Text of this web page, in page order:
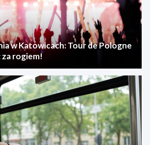
w Katowicach: Tour de Pologne
za rogiem!